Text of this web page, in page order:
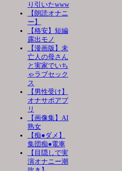
り引いたwww
【朗読オナニ
ー】
【格安】短編
露出モノ
【漫画版】未
亡人の母さん
と実家でいち
ゃラブセック
ス
【男性受け】
オナサポアプ
リ
【画像集】AI
熟女
【痴●ダメ】
集団痴●電車
【目隠しで実
演オナニー潮